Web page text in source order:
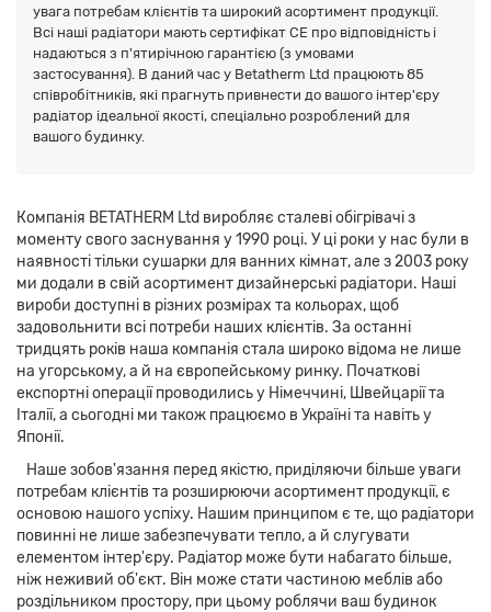
увага потребам клієнтів та широкий асортимент продукції.
Всі наші радіатори мають сертифікат CE про відповідність і
надаються з п'ятирічною гарантією (з умовами
застосування). В даний час у Betatherm Ltd працюють 85
співробітників, які прагнуть привнести до вашого інтер'єру
радіатор ідеальної якості, спеціально розроблений для
вашого будинку.
Компанія BETATHERM Ltd виробляє сталеві обігрівачі з
моменту свого заснування у 1990 році. У ці роки у нас були в
наявності тільки сушарки для ванних кімнат, але з 2003 року
ми додали в свій асортимент дизайнерські радіатори. Наші
вироби доступні в різних розмірах та кольорах, щоб
задовольнити всі потреби наших клієнтів. За останні
тридцять років наша компанія стала широко відома не лише
на угорському, а й на європейському ринку. Початкові
експортні операції проводились у Німеччині, Швейцарії та
Італії, а сьогодні ми також працюємо в Україні та навіть у
Японії.
Наше зобов'язання перед якістю, приділяючи більше уваги
потребам клієнтів та розширюючи асортимент продукції, є
основою нашого успіху. Нашим принципом є те, що радіатори
повинні не лише забезпечувати тепло, а й слугувати
елементом інтер'єру. Радіатор може бути набагато більше,
ніж неживий об'єкт. Він може стати частиною меблів або
роздільником простору, при цьому роблячи ваш будинок